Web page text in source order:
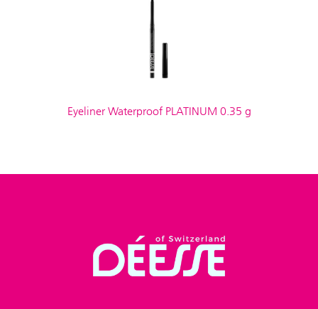
Eyeliner Waterproof PLATINUM 0.35 g